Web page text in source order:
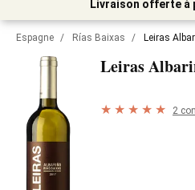
Livraison offerte à
Espagne / Rías Baixas / Leiras
Leiras
2